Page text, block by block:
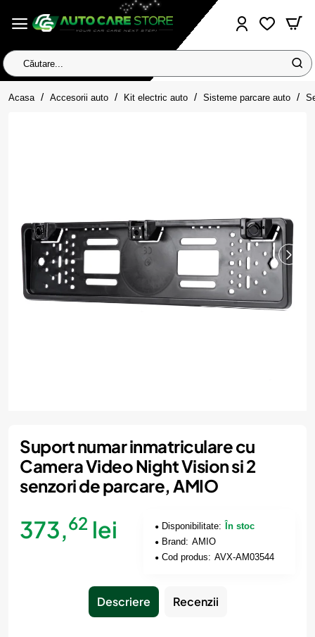
Căutare...
Acasa homeAccesorii auto Kit electric auto Sisteme parcare auto
Suport numar inmatriculare cu
Camera Video Night Vision si 2
senzori de parcare, AMIO
373,62 lei Disponibilitate:
În stoc
Brand: AMIO
Cod produs: AVX-AM03544
Descriere Recenzii